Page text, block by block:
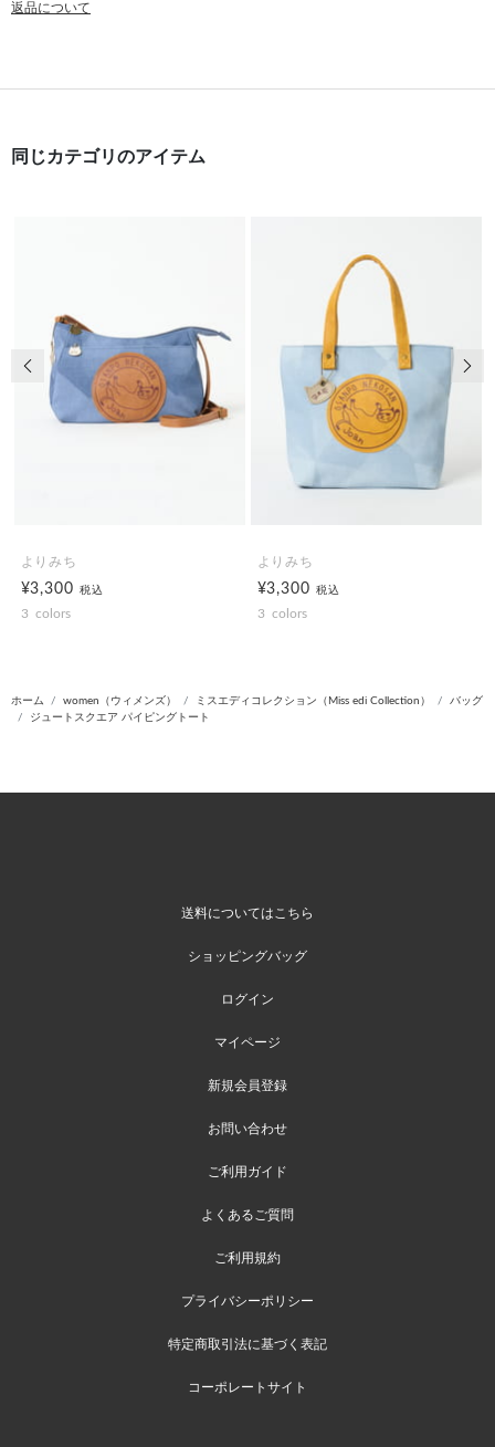
返品について
同じカテゴリのアイテム
よりみち
¥3,300税込
3 colors
よりみち
¥3,300税込
3 colors
前の画像
ホーム women（ウィメンズ） ミスエディコレクション（Miss edi Collection）
バッグ
ジュートスクエア パイピングトート
送料についてはこちら
ショッピングバッグ
ログイン
マイページ
新規会員登録
お問い合わせ
ご利用ガイド
よくあるご質問
ご利用規約
プライバシーポリシー
特定商取引法に基づく表記
コーポレートサイト